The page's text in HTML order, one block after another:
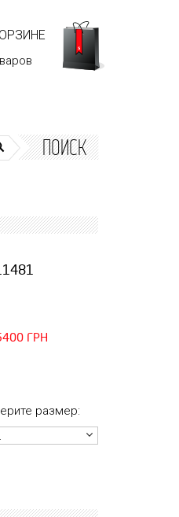
ПОИСК
ГРН
размер: